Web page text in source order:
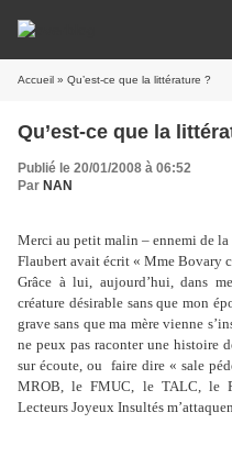
Accueil » Qu’est-ce que la littérature ?
Qu’est-ce que la
Publié le 20/01/2008 à 06:52
Par NAN
Merci au petit malin – ennemi de
Flaubert avait écrit « Mme Bovary
Grâce à lui, aujourd’hui, dans
créature désirable sans que mon
grave sans que ma mère vienne
ne peux pas raconter une histoire
sur écoute, ou faire dire « sale
MROB, le FMUC, le TALC, le
Lecteurs Joyeux Insultés